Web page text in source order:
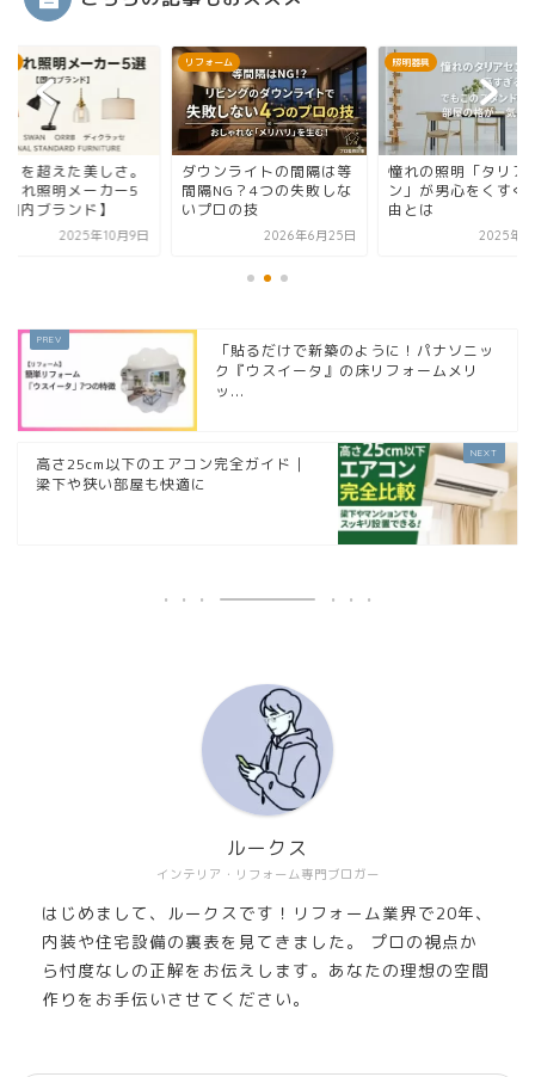
ーム
ライトの間隔は等
NG？4つの失敗しな
ロの技
2026年6月25日
照明器具
憧れの照明「タリアセ
ン」が男心をくすぐる理
由とは
2025年7月9日
照明器具
明かりを超えた美し
おしゃれ照明メーカ
選【国内ブランド】
2025年10
「貼るだけで新築のように！パナソニッ
ク『ウスイータ』の床リフォームメリ
ッ...
高さ25cm以下のエアコン完全ガイド｜
梁下や狭い部屋も快適に
インテリア・リフォーム専門ブロガー
ルークス
はじめまして、ルークスです！リフォーム業界で20年、
内装や住宅設備の裏表を見てきました。 プロの視点か
ら忖度なしの正解をお伝えします。あなたの理想の空間
作りをお手伝いさせてください。